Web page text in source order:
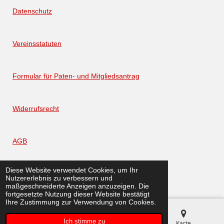
Diese Website verwendet Cookies, um Ihr
Nutzererlebnis zu verbessern und
maßgeschneiderte Anzeigen anzuzeigen. Die
fortgesetzte Nutzung dieser Website bestätigt
Ihre Zustimmung zur Verwendung von Cookies.
Ich stimme zu
e
o
k
Datenschutz
Vereinsstatuten
Formular für Paten- und Mitgliedsantrag
Widerrufsrecht
AGB
Versand- und Zahlungsbedingungen
© 2023 - 2026 Inklusion in Afrika